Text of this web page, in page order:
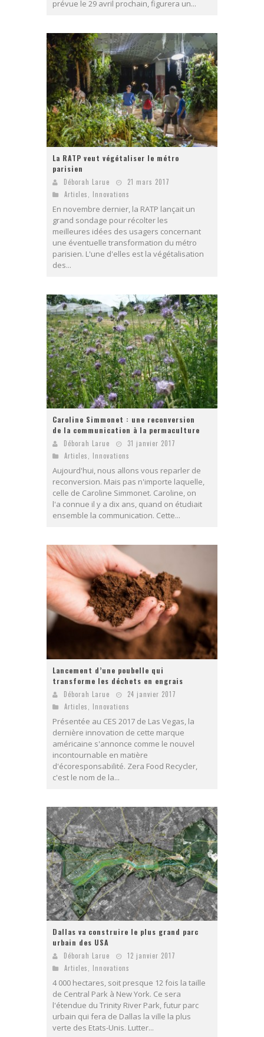
prévue le 29 avril prochain, figurera un...
La RATP veut végétaliser le métro
parisien
Déborah Larue
21 mars 2017
Articles
Innovations
En novembre dernier, la RATP lançait un
grand sondage pour récolter les
meilleures idées des usagers concernant
une éventuelle transformation du métro
parisien. L'une d'elles est la végétalisation
des...
Caroline Simmonet : une reconversion
de la communication à la permaculture
Déborah Larue
31 janvier 2017
Articles, Innovations
Aujourd'hui, nous allons vous reparler de
reconversion. Mais pas n'importe laquelle,
celle de Caroline Simmonet. Caroline, on
l'a connue il y a dix ans, quand on étudiait
ensemble la communication. Cette...
Lancement d’une poubelle qui
transforme les déchets en engrais
Déborah Larue
24 janvier 2017
Articles
Innovations
Présentée au CES 2017 de Las Vegas, la
dernière innovation de cette marque
américaine s'annonce comme le nouvel
incontournable en matière
d'écoresponsabilité. Zera Food Recycler,
c'est le nom de la...
Dallas va construire le plus grand parc
urbain des USA
Déborah Larue
12 janvier 2017
Articles
Innovations
4 000 hectares, soit presque 12 fois la taille
de Central Park à New York. Ce sera
l'étendue du Trinity River Park, futur parc
urbain qui fera de Dallas la ville la plus
verte des Etats-Unis. Lutter...